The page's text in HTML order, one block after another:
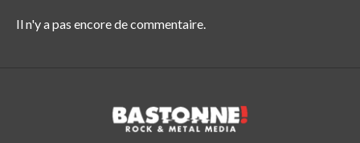
Il n'y a pas encore de commentaire.